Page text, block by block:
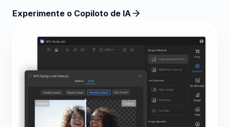
Experimente o Copiloto de IA